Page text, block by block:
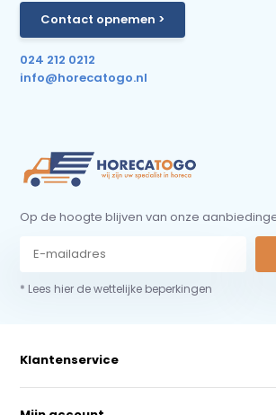
Contact opnemen >
024 212 0212
info@horecatogo.nl
Op de hoogte blijven van onze
* Lees hier de wettelijke beperkingen
Klantenservice